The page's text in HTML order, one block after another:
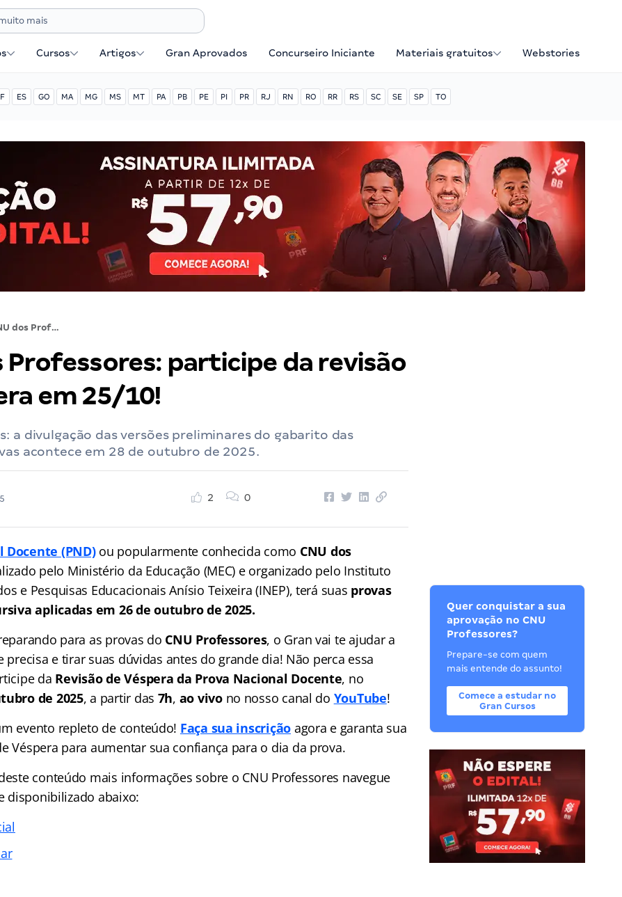
Cursos Artigos Gran Aprovados Concurseiro Iniciante Materiais gratuitos Webstories
ES GO MA MG MS MT PA PB PE PI PR RJ RN RO RR RS SC SE SP TO
CNU dos Professores: participe da revisão de véspera em 25/10!
Professores: participe da revisão
em 25/10!
a divulgação das versões preliminares do gabarito das
acontece em 28 de outubro de 2025.
2 0
Docente (PND)ou popularmente conhecida como CNU dos
pelo Ministério da Educação (MEC) e organizado pelo Instituto
e Pesquisas Educacionais Anísio Teixeira (INEP), terá suas provas
aplicadas em 26 de outubro de 2025.
para as provas do CNU Professores, o Gran vai te ajudar a
precisa e tirar suas dúvidas antes do grande dia! Não perca essa
da Revisão de Véspera da Prova Nacional Docente, no
de 2025, a partir das 7h, ao vivono nosso canal do YouTube!
evento repleto de conteúdo! Faça sua inscrição agora e garanta sua
Véspera para aumentar sua confiança para o dia da prova.
conteúdo mais informações sobre o CNU Professores navegue
disponibilizado abaixo:
Quer conquistar a sua
aprovação no CNU
Professores?
Prepare-se com quem
mais entende do assunto!
Comece a estudar no
Gran Cursos